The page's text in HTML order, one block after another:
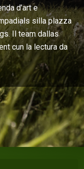
d’art e
silla plazza
Il team dallas
cun la lectura da